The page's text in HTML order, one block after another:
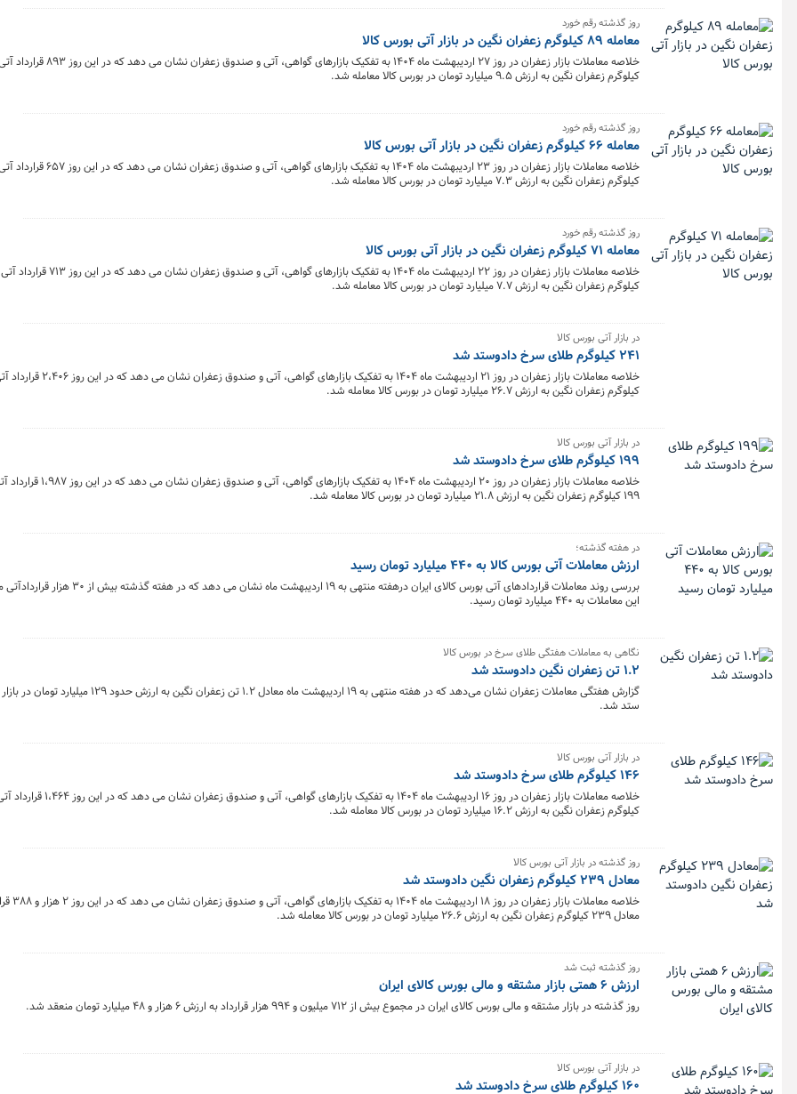
روز گذشته رقم خورد
معامله ۸۹ کیلوگرم زعفران نگین در بازار آتی بورس کالا
کیلوگرم زعفران نگین به ارزش ۹.۵ میلیارد تومان در بورس کالا معامله شد.
روز گذشته رقم خورد
معامله ۶۶ کیلوگرم زعفران نگین در بازار آتی بورس کالا
کیلوگرم زعفران نگین به ارزش ۷.۳ میلیارد تومان در بورس کالا معامله شد.
روز گذشته رقم خورد
معامله ۷۱ کیلوگرم زعفران نگین در بازار آتی بورس کالا
کیلوگرم زعفران نگین به ارزش ۷.۷ میلیارد تومان در بورس کالا معامله شد.
در بازار آتی بورس کالا
۲۴۱ کیلوگرم طلای سرخ دادوستد شد
کیلوگرم زعفران نگین به ارزش ۲۶.۷ میلیارد تومان در بورس کالا معامله شد.
در بازار آتی بورس کالا
۱۹۹ کیلوگرم طلای سرخ دادوستد شد
خلاصه معاملات بازار زعفران در روز ۲۰ اردیبهشت ماه
۱۹۹ کیلوگرم زعفران نگین به ارزش ۲۱.۸ میلیارد تومان در بورس کالا معامله شد.
در هفته گذشته؛
ارزش معاملات آتی بورس کالا به ۴۴۰ میلیارد تومان رسید
بررسی روند معاملات قراردادهای آتی بورس کالای ایران درهفته منتهی به
این معاملات به ۴۴۰ میلیارد تومان رسید.
نگاهی به معاملات هفتگی طلای سرخ در بورس کالا
۱.۲ تن زعفران نگین دادوستد شد
گزارش هفتگی معاملات زعفران نشان می‌دهد که در هفته منتهی به ۱۹ اردیبهشت ماه
ستد شد.
در بازار آتی بورس کالا
۱۴۶ کیلوگرم طلای سرخ دادوستد شد
کیلوگرم زعفران نگین به ارزش ۱۶.۲ میلیارد تومان در بورس کالا معامله شد.
روز گذشته در بازار آتی بورس کالا
معادل ۲۳۹ کیلوگرم زعفران نگین دادوستد شد
خلاصه معاملات
معادل ۲۳۹ کیلوگرم زعفران نگین به ارزش ۲۶.۶ میلیارد تومان در بورس کالا معامله شد.
روز گذشته ثبت شد
ارزش ۶ همتی بازار مشتقه و مالی بورس کالای ایران
روز گذشته در بازار مشتقه و مالی بورس کالای ایران در مجموع بیش از ۷۱۲ میلیون و ۹۹۴ هزار قرارداد به ارزش ۶ هزار و ۴۸ میلیارد تومان منعقد شد.
در بازار آتی بورس کالا
۱۶۰ کیلوگرم طلای سرخ دادوستد شد